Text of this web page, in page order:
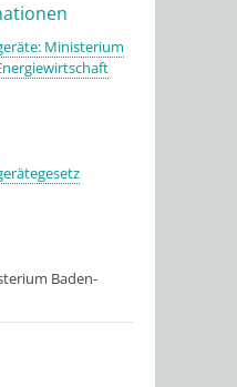
Ministerium
Baden-